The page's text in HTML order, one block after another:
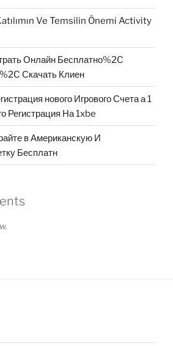
Ve Temsilin Önemi Activity
Онлайн Бесплатно%2C
Скачать Клиен
нового Игрового Счета а 1
Регистрация На 1xbe
в Американскую И
Бесплатн